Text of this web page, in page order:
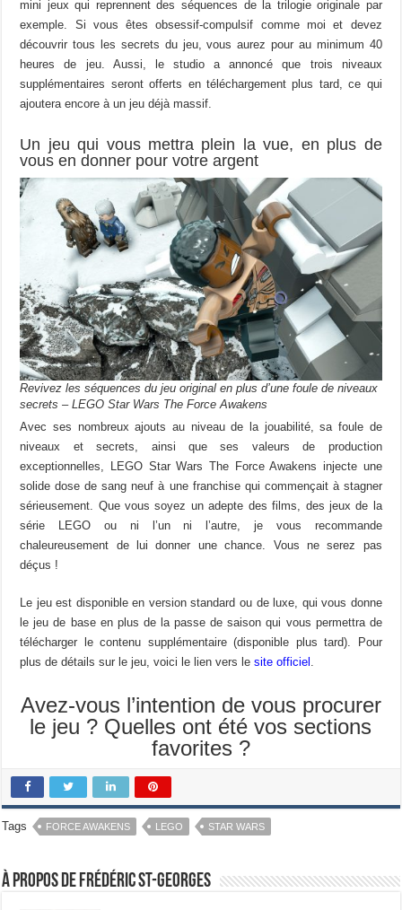
mini jeux qui reprennent des séquences de la trilogie originale par
exemple. Si vous êtes obsessif-compulsif comme moi et devez
découvrir tous les secrets du jeu, vous aurez pour au minimum 40
heures de jeu. Aussi, le studio a annoncé que trois niveaux
supplémentaires seront offerts en téléchargement plus tard, ce qui
ajoutera encore à un jeu déjà massif.
Un jeu qui vous mettra plein la vue, en plus de
vous en donner pour votre argent
Revivez les séquences du jeu original en plus d’une foule de niveaux
secrets – LEGO Star Wars The Force Awakens
Avec ses nombreux ajouts au niveau de la jouabilité, sa foule de
niveaux et secrets, ainsi que ses valeurs de production
exceptionnelles, LEGO Star Wars The Force Awakens injecte une
solide dose de sang neuf à une franchise qui commençait à stagner
sérieusement. Que vous soyez un adepte des films, des jeux de la
série LEGO ou ni l’un ni l’autre, je vous recommande
chaleureusement de lui donner une chance. Vous ne serez pas
déçus !
Le jeu est disponible en version standard ou de luxe, qui vous donne
le jeu de base en plus de la passe de saison qui vous permettra de
télécharger le contenu supplémentaire (disponible plus tard). Pour
plus de détails sur le jeu, voici le lien vers lesite officiel .
Avez-vous l’intention de vous procurer
le jeu ? Quelles ont été vos sections
favorites ?
Tags FORCE AWAKENS LEGO STAR WARS
À propos de Frédéric St-Georges